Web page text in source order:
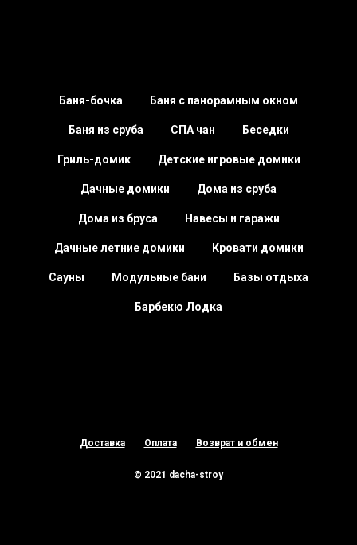
Баня-бочка Баня с панорамным окном
Баня из сруба СПА чан Беседки
Гриль-домик Детские игровые домики
Дачные домики Дома из сруба
Дома из бруса Навесы и гаражи
Дачные летние домики Кровати домики
Сауны Модульные бани Базы отдыха
Барбекю Лодка
Доставка Оплата Возврат и обмен
© 2021 dacha-stroy